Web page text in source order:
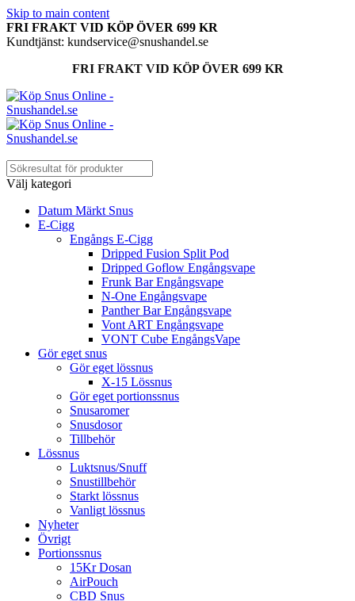
Skip to main content
FRI FRAKT VID KÖP ÖVER 699 KR
Kundtjänst: kundservice@snushandel.se
FRI FRAKT VID KÖP ÖVER 699 KR
Välj kategori
Datum Märkt Snus
E-Cigg
Engångs E-Cigg
Dripped Fusion Split Pod
Dripped Goflow Engångsvape
Frunk Bar Engångsvape
N-One Engångsvape
Panther Bar Engångsvape
Vont ART Engångsvape
VONT Cube EngångsVape
Gör eget snus
Gör eget lössnus
X-15 Lössnus
Gör eget portionssnus
Snusaromer
Snusdosor
Tillbehör
Lössnus
Luktsnus/Snuff
Snustillbehör
Starkt lössnus
Vanligt lössnus
Nyheter
Övrigt
Portionssnus
15Kr Dosan
AirPouch
CBD Snus